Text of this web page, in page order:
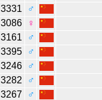
3331
♂
3086
♀
3161
♂
3395
♂
3246
♂
3282
♂
3267
♂